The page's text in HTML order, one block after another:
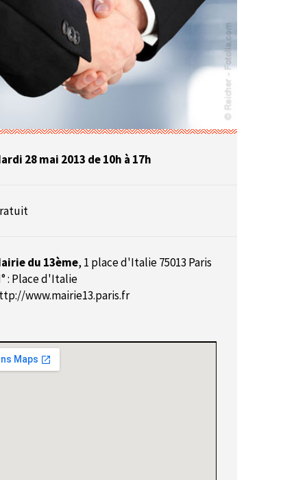
28 mai 2013 de 10h à 17h
du 13ème, 1 place d'Italie 75013 Paris
: Place d'Italie
www.mairie13.paris.fr